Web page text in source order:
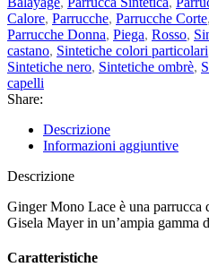
Calore, Parrucche, Parrucche Corte,
Parrucche Donna, Piega, Rosso,
castano, Sintetiche colori particolari
Sintetiche nero, Sintetiche ombrè,
capelli
Share:
Descrizione
Informazioni aggiuntive
Descrizione
Ginger Mono Lace è una parrucca
Gisela Mayer in un’ampia gamma
Caratteristiche